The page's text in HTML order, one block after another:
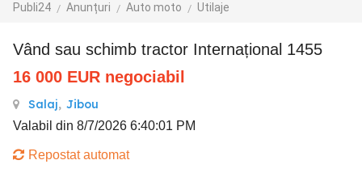
Publi24 Anunțuri Auto moto Utilaje
Vând sau schimb tractor Internațional 1455
16 000 EUR negociabil
Salaj, Jibou
Valabil din 8/7/2026 6:40:01 PM
Repostat automat